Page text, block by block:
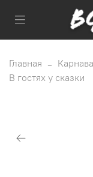
Главная
В гостях у сказки